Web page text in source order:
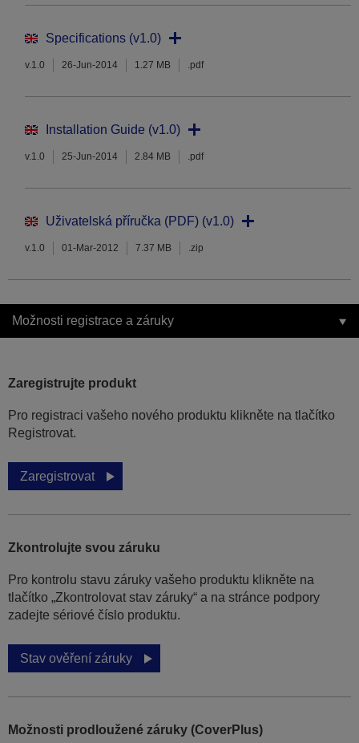
Specifications (v1.0)
v.1.0 26-Jun-2014 1.27 MB .pdf
Installation Guide (v1.0)
v.1.0 25-Jun-2014 2.84 MB .pdf
Uživatelská příručka (PDF) (v1.0)
v.1.0 01-Mar-2012 7.37 MB .zip
Možnosti registrace a záruky
Zaregistrujte produkt
Pro registraci vašeho nového produktu klikněte na tlačítko
Registrovat.
Zaregistrovat
Zkontrolujte svou záruku
Pro kontrolu stavu záruky vašeho produktu klikněte na
tlačítko „Zkontrolovat stav záruky“ a na stránce podpory
zadejte sériové číslo produktu.
Stav ověření záruky
Možnosti prodloužené záruky (CoverPlus)